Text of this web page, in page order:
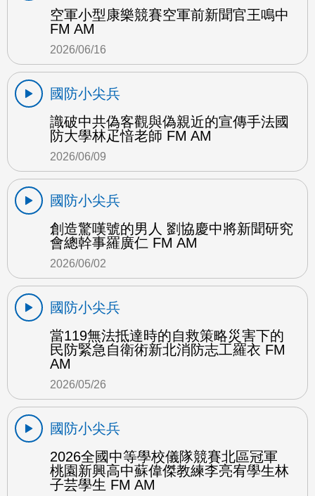
空軍小型康樂競賽空軍前新聞官王鳴中
FM AM
2026/06/16
國防小尖兵
識破中共偽客觀與偽親近的宣傳手法國
防大學林疋愔老師 FM AM
2026/06/09
國防小尖兵
創造驚嘆號的男人 劉協慶中將新聞研究
會總幹事羅廣仁 FM AM
2026/06/02
國防小尖兵
當119無法抵達時的自救策略災害下的
民防緊急自衛術新北消防志工羅衣 FM
AM
2026/05/26
國防小尖兵
2026全國中等學校儀隊競賽北區冠軍
桃園新興高中蘇偉傑教練李亮宥學生林
子芸學生 FM AM